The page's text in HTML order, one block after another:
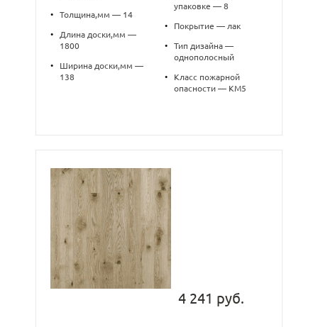
• Толщина,мм — 14
•
Длина доски,мм —
1800
•
Ширина доски,мм —
138
упаковке — 8
• Покрытие — лак
•
Тип дизайна —
однополосный
•
Класс пожарной
опасности — КМ5
4 241 руб.